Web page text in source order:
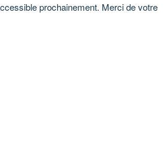
prochainement. Merci de votre